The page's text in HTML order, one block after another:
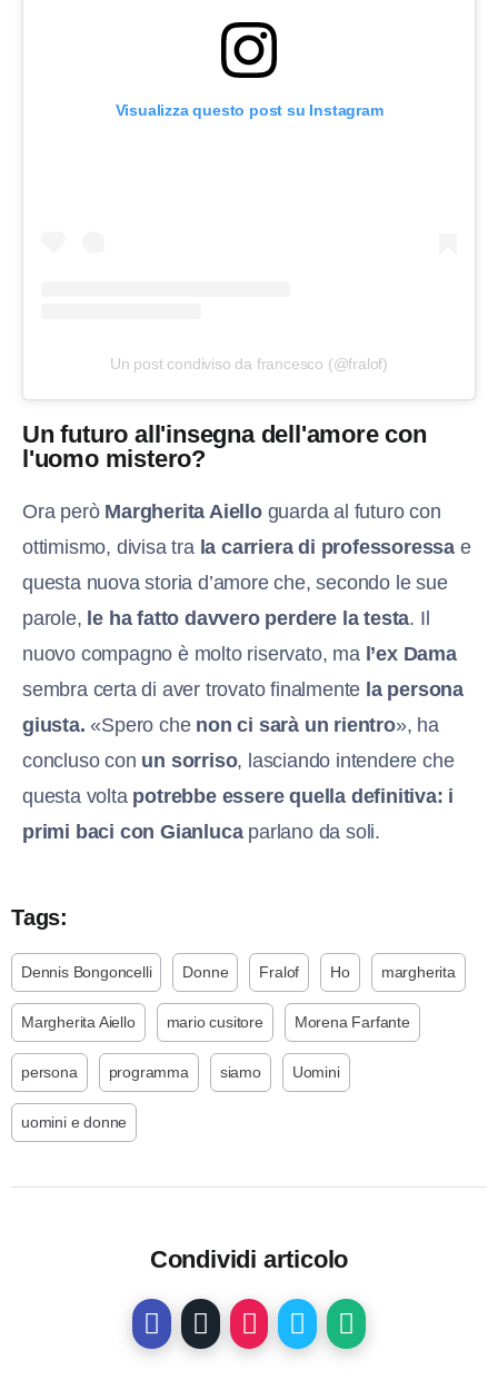
Visualizza questo post su Instagram
Un post condiviso da francesco (@fralof)
Un futuro all'insegna dell'amore con
l'uomo mistero?
Ora però Margherita Aielloguarda al futuro con
ottimismo, divisa tra la carriera di professoressa e
questa nuova storia d’amore che, secondo le sue
parole, le ha fatto davvero perdere la testa. Il
nuovo compagno è molto riservato, ma l’ex Dama
sembra certa di aver trovato finalmente la persona
giusta. «Spero che non ci sarà un rientro», ha
concluso con un sorriso, lasciando intendere che
questa volta potrebbe essere quella definitiva: i
primi baci con Gianluca parlano da soli.
Tags:
Dennis Bongoncelli Donne Fralof Ho margherita
Margherita Aiello mario cusitore Morena Farfante
persona programma siamo Uomini
uomini e donne
Condividi articolo